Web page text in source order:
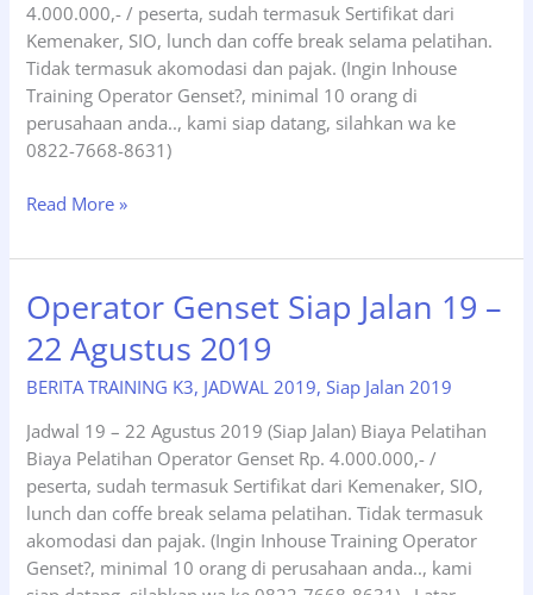
4.000.000,- / peserta, sudah termasuk Sertifikat dari
Kemenaker, SIO, lunch dan coffe break selama pelatihan.
Tidak termasuk akomodasi dan pajak. (Ingin Inhouse
Training Operator Genset?, minimal 10 orang di
perusahaan anda.., kami siap datang, silahkan wa ke
0822-7668-8631)
Operator
16
19
September
2019
Siap
Jalan
Read More »
Operator Genset Siap Jalan 19 –
22 Agustus 2019
BERITA TRAINING K3, JADWAL 2019,Siap Jalan 2019
Jadwal 19 – 22 Agustus 2019 (Siap Jalan) Biaya Pelatihan
Biaya Pelatihan Operator Genset Rp. 4.000.000,- /
peserta, sudah termasuk Sertifikat dari Kemenaker, SIO,
lunch dan coffe break selama pelatihan. Tidak termasuk
akomodasi dan pajak. (Ingin Inhouse Training Operator
Genset?, minimal 10 orang di perusahaan anda.., kami